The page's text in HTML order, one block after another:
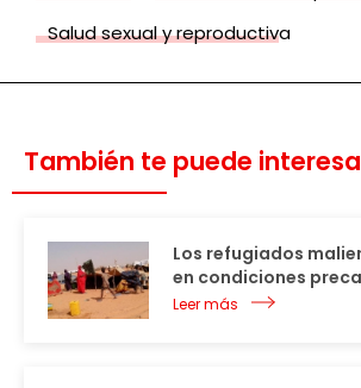
Salud sexual y reproductiva
También te puede
Los refugiados
en condiciones
Leer más